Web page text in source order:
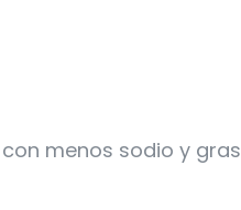
menos sodio y